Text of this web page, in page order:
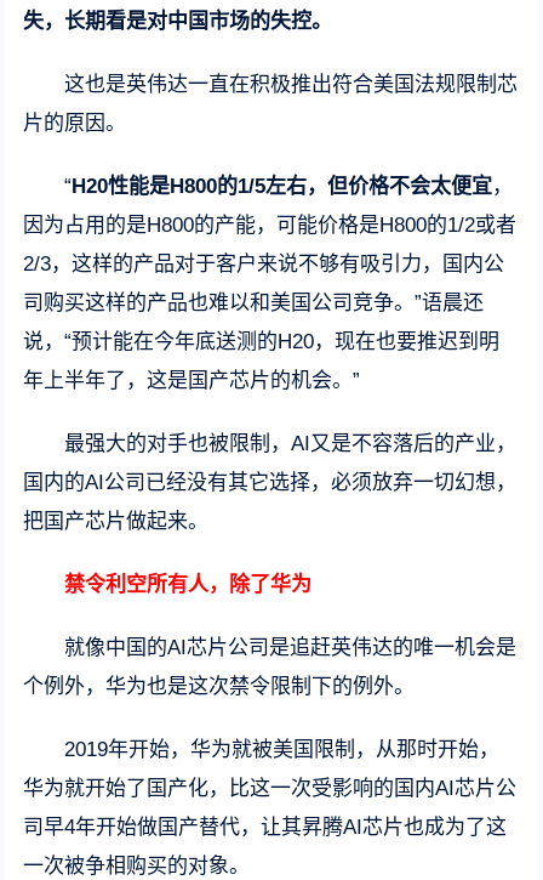
失，长期看是对中国市场的失控。
这也是英伟达一直在积极推出符合美国法规限制芯
片的原因。
“H20性能是H800的1/5左右，但价格不会太便宜，
因为占用的是H800的产能，可能价格是H800的1/2或者
2/3，这样的产品对于客户来说不够有吸引力，国内公
司购买这样的产品也难以和美国公司竞争。”语晨还
说，“预计能在今年底送测的H20，现在也要推迟到明
年上半年了，这是国产芯片的机会。”
最强大的对手也被限制，AI又是不容落后的产业，
国内的AI公司已经没有其它选择，必须放弃一切幻想，
把国产芯片做起来。
禁令利空所有人，除了华为
就像中国的AI芯片公司是追赶英伟达的唯一机会是
个例外，华为也是这次禁令限制下的例外。
2019年开始，华为就被美国限制，从那时开始，
华为就开始了国产化，比这一次受影响的国内AI芯片公
司早4年开始做国产替代，让其昇腾AI芯片也成为了这
一次被争相购买的对象。